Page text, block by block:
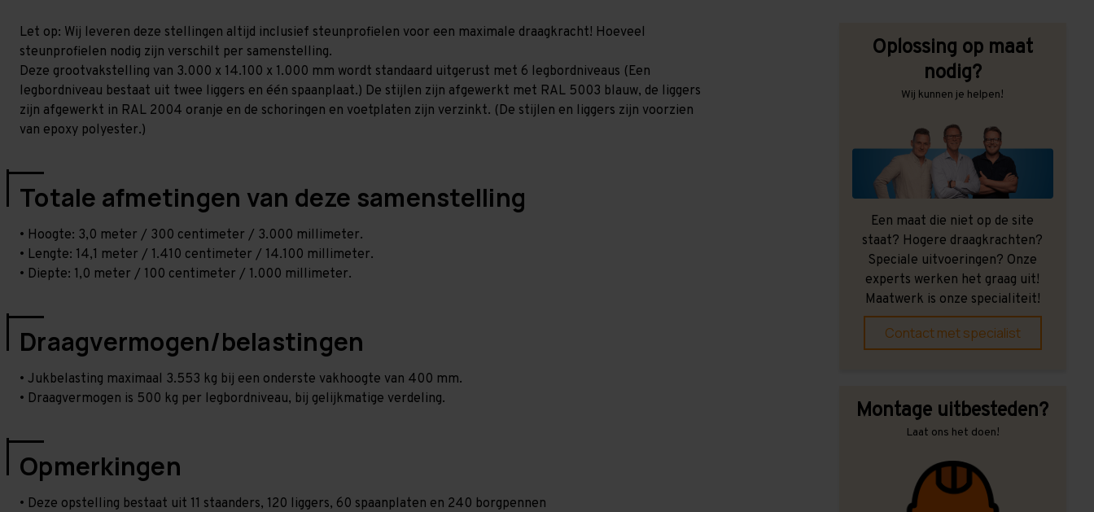
Let op: Wij leveren deze stellingen altijd inclusief steunprofielen voor een maximale draagkracht! Hoeveel
steunprofielen nodig zijn verschilt per samenstelling.
Deze grootvakstelling van 3.000 x 14.100 x 1.000 mm wordt standaard uitgerust met 6 legbordniveaus (Een
legbordniveau bestaat uit twee liggers en één spaanplaat.) De stijlen zijn afgewerkt met RAL 5003 blauw, de liggers
zijn afgewerkt in RAL 2004 oranje en de schoringen en voetplaten zijn verzinkt. (De stijlen en liggers zijn voorzien
van epoxy polyester.)
Totale afmetingen van deze samenstelling
• Hoogte: 3,0 meter / 300 centimeter / 3.000 millimeter.
• Lengte: 14,1 meter / 1.410 centimeter / 14.100 millimeter.
• Diepte: 1,0 meter / 100 centimeter / 1.000 millimeter.
Draagvermogen/belastingen
• Jukbelasting maximaal 3.553 kg bij een onderste vakhoogte van 400 mm.
• Draagvermogen is 500 kg per legbordniveau, bij gelijkmatige verdeling.
Opmerkingen
• Deze opstelling bestaat uit 11 staanders, 120 liggers, 60 spaanplaten en 240 borgpennen
Oplossing op maat
nodig?
Wij kunnen je helpen!
Een maat die niet op de site
staat? Hogere draagkrachten?
Speciale uitvoeringen? Onze
experts werken het graag uit!
Maatwerk is onze specialiteit!
Contact met specialist
Montage uitbesteden?
Laat ons het doen!